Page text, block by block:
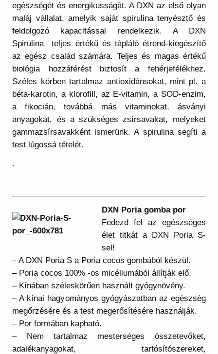
egészségét és energikusságát. A DXN az első olyan
maláj vállalat, amelyik saját spirulina tenyésztő és
feldolgozó kapacitással rendelkezik. A DXN
Spirulina teljes értékű és tápláló étrend-kiegészítő
az egész család számára. Teljes és magas értékű
biológia hozzáférést biztosít a fehérjefélékhez.
Széles körben tartalmaz antioxidánsokat, mint pl. a
béta-karotin, a klorofill, az E-vitamin, a SOD-enzim,
a fikocián, továbbá más vitaminokat, ásványi
anyagokat, és a szükséges zsírsavakat, melyeket
gammazsírsavakként ismerünk. A spirulina segíti a
test lúgossá tételét.
.
DXN Poria gomba por
Fedezd fel az egészséges
élet titkát a DXN Poria S-
sel!
– A DXN Poria S a Poria cocos gombából készül.
– Poria cocos 100% -os micéliumából állítják elő.
– Kínában széleskörűen használt gyógynövény.
– A kínai hagyományos gyógyászatban az egészség
megőrzésére és a test megerősítésére használják.
– Por formában kapható.
– Nem tartalmaz mesterséges összetevőket,
adalékanyagokat, tartósítószereket,